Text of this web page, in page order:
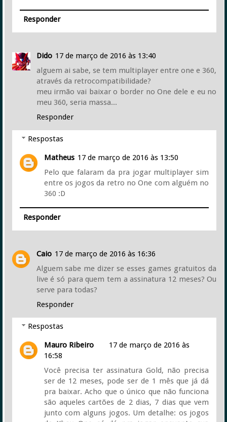
Responder
Dido 17 de março de 2016 às 13:40
alguem ai sabe, se tem multiplayer entre one e 360,
através da retrocompatibilidade?
meu irmão vai baixar o border no One dele e eu no
meu 360, seria massa...
Responder
Respostas
Matheus 17 de março de 2016 às 13:50
Pelo que falaram da pra jogar multiplayer sim
entre os jogos da retro no One com alguém no
360 :D
Responder
Caio 17 de março de 2016 às 16:36
Alguem sabe me dizer se esses games gratuitos da
live é só para quem tem a assinatura 12 meses? Ou
serve para todas?
Responder
Respostas
Mauro Ribeiro
17 de março de 2016 às
16:58
Você precisa ter assinatura Gold, não precisa
ser de 12 meses, pode ser de 1 mês que já dá
pra baixar. Acho que o único que não funciona
são aqueles cartões de 2 dias, 7 dias que vem
junto com alguns jogos. Um detalhe: os jogos